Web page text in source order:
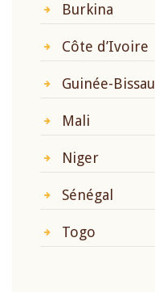
Burkina
Côte d’Ivoire
Guinée-Bissau
Mali
Niger
Sénégal
Togo